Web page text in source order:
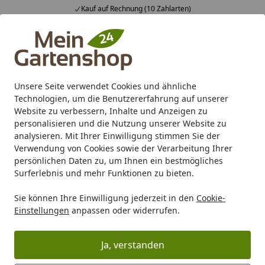
Unsere Seite verwendet Cookies und ähnliche
Technologien, um die Benutzererfahrung auf unserer
Website zu verbessern, Inhalte und Anzeigen zu
personalisieren und die Nutzung unserer Website zu
analysieren. Mit Ihrer Einwilligung stimmen Sie der
Verwendung von Cookies sowie der Verarbeitung Ihrer
persönlichen Daten zu, um Ihnen ein bestmögliches
Surferlebnis und mehr Funktionen zu bieten.
Sie können Ihre Einwilligung jederzeit in den Cookie-
Einstellungen anpassen oder widerrufen.
Ja, verstanden
Kauf auf Rechnung (10 Zahlarten)
Alle Produkte
Mein Konto
Suchen
Karibu Pools inkl. gratis Sandfilteranlage & Pool-
Starterset (Gesamtwert bis 468,99€)
Startseite
Zaun Sichtschutz BPC / WPC TraumGarten WPC
Zaun-Set